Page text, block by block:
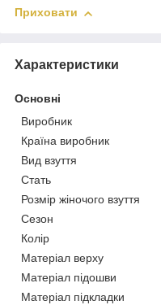
Приховати
Характеристики
Основні
Виробник
Країна виробник
Вид взуття
Стать
Розмір жіночого взуття
Сезон
Колір
Матеріал верху
Матеріал підошви
Матеріал підкладки